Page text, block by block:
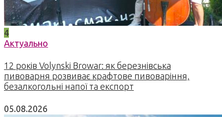
4
Актуально
12 років Volynski Browar: як березнівська
пивоварня розвиває крафтове пивоваріння,
безалкогольні напої та експорт
05.08.2026